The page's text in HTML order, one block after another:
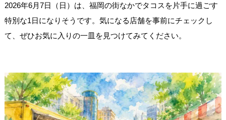
2026年6月7日（日）は、福岡の街なかでタコスを片手に過ごす
特別な1日になりそうです。気になる店舗を事前にチェックし
て、ぜひお気に入りの一皿を見つけてみてください。